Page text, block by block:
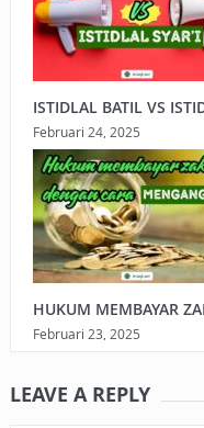
ISTIDLAL BATIL VS
Februari 24, 2025
HUKUM MEMBAYAR
Februari 23, 2025
LEAVE A REPLY